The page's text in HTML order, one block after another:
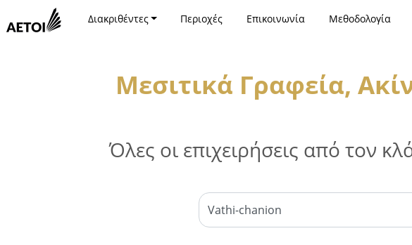
Διακριθέντες Περιοχές Επικοινωνία Μεθοδολογία
Μεσιτικά Γραφεία,
Όλες οι επιχειρήσεις από τον